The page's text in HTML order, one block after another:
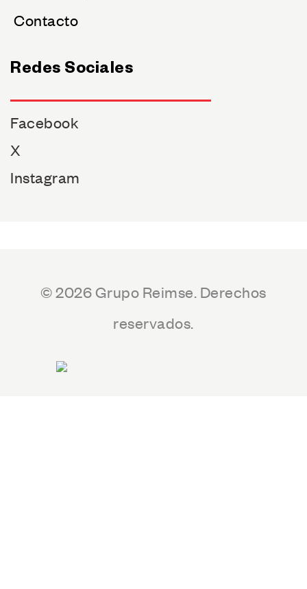
Contacto
Redes Sociales
Facebook
X
Instagram
© 2026 Grupo Reimse. Derechos
reservados.